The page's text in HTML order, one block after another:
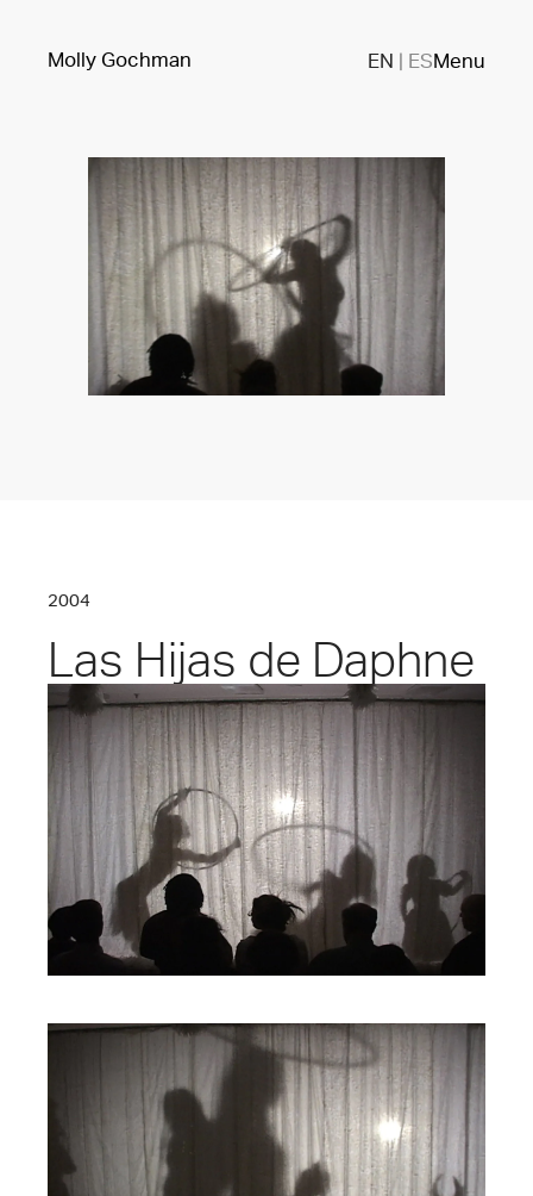
Molly Gochman EN ESMenu
2004
Las Hijas de Daphne